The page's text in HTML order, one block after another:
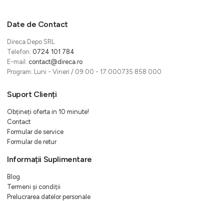
Date de Contact
Direca Depo SRL
Telefon: 0724 101 784
E-mail: contact@direca.ro
Program: Luni - Vineri / 09:00 - 17:000735 858 000
Suport Clienți
Obțineți oferta in 10 minute!
Contact
Formular de service
Formular de retur
Informații Suplimentare
Blog
Termeni și condiții
Prelucrarea datelor personale